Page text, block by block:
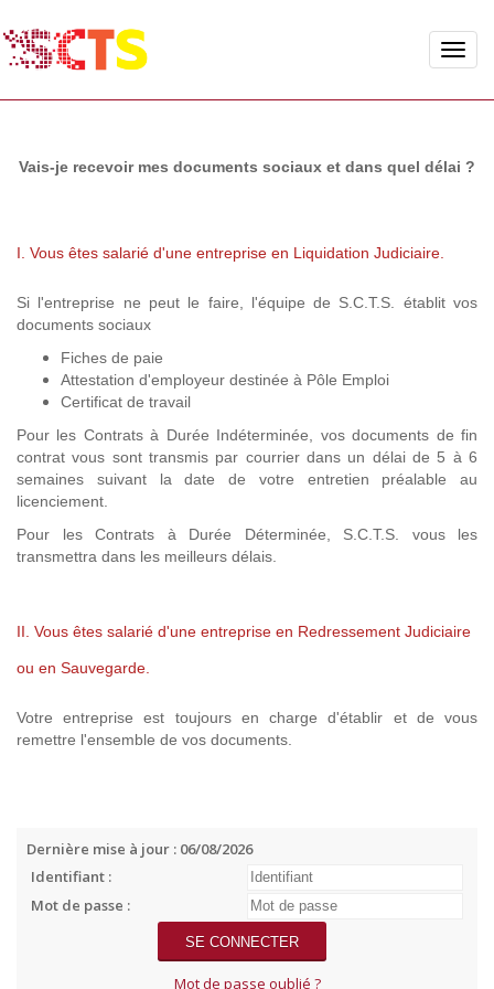
Toggle
Vais-je recevoir mes documents sociaux et dans quel délai ?
I. Vous êtes salarié d'une entreprise en Liquidation Judiciaire.
Si l'entreprise ne peut le faire, l'équipe de S.C.T.S. établit vos
documents sociaux
Fiches de paie
Attestation d'employeur destinée à Pôle Emploi
Certificat de travail
Pour les Contrats à Durée Indéterminée, vos documents de fin
contrat vous sont transmis par courrier dans un délai de 5 à 6
semaines suivant la date de votre entretien préalable au
licenciement.
Pour les Contrats à Durée Déterminée, S.C.T.S. vous les
transmettra dans les meilleurs délais.
II. Vous êtes salarié d'une entreprise en Redressement Judiciaire
ou en Sauvegarde.
Votre entreprise est toujours en charge d'établir et de vous
remettre l'ensemble de vos documents.
Dernière mise à jour : 06/08/2026
Identifiant :
Mot de passe :
Mot de passe oublié ?